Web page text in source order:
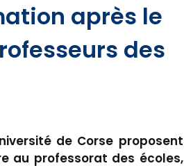
après le
des
de Corse proposent
au professorat des écoles,